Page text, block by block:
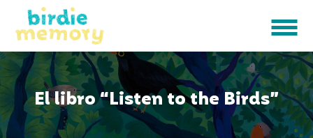
El libro “Listen to the Birds”